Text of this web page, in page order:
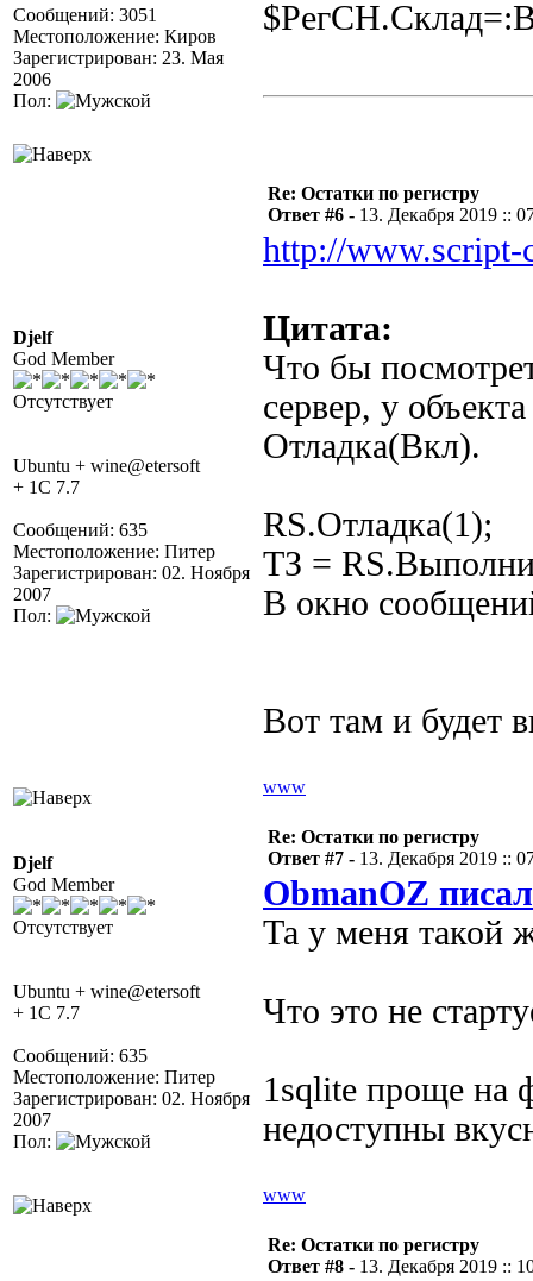
Сообщений: 3051
Местоположение: Киров
Зарегистрирован: 23. Мая
2006
Пол:
Djelf
God Member
Отсутствует
Ubuntu + wine@etersoft
+ 1C 7.7
Сообщений: 635
Местоположение: Питер
Зарегистрирован: 02. Ноября
2007
Пол:
Re: Остатки по регистру
Ответ #6 - 13. Декабря 2019 ::
http://www.script-
Цитата:
Что бы
сервер, у
Отладка(Вкл).
RS.Отладка(1);
ТЗ =
В окно
Вот там и будет
www
Djelf
God Member
Отсутствует
Ubuntu + wine@etersoft
+ 1C 7.7
Сообщений: 635
Местоположение: Питер
Зарегистрирован: 02. Ноября
2007
Пол:
Re: Остатки по регистру
Ответ #7 - 13. Декабря 2019 ::
ObmanOZ
Та у меня такой
Что это не
1sqlite проще на
недоступны
www
Re: Остатки по регистру
Ответ #8 - 13. Декабря 2019 ::